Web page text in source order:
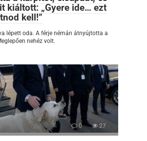
kiáltott: „Gyere ide… ezt
kell!”
lépett oda. A férje némán átnyújtotta a
nehéz volt.
0 27